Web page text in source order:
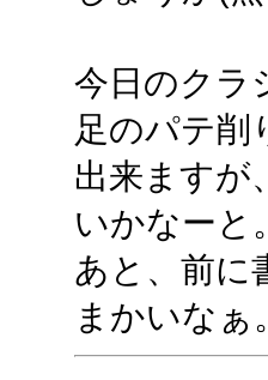
今日のクラ
足のパテ削
出来ますが
いかなーと。
あと、前に
まかいなぁ。